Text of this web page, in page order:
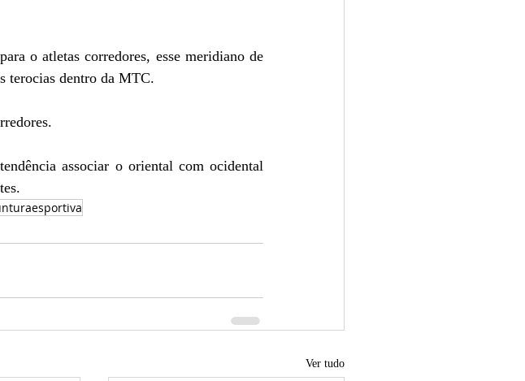
o atletas corredores, esse meridiano de
terocias dentro da MTC.
associar o oriental com ocidental
Ver tudo